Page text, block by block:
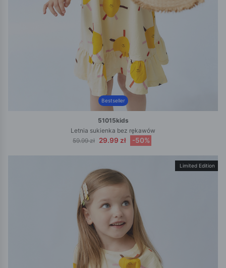
Bestseller
51015kids
Letnia sukienka bez rękawów
59.99 zł 29.99 zł -50%
Limited Edition